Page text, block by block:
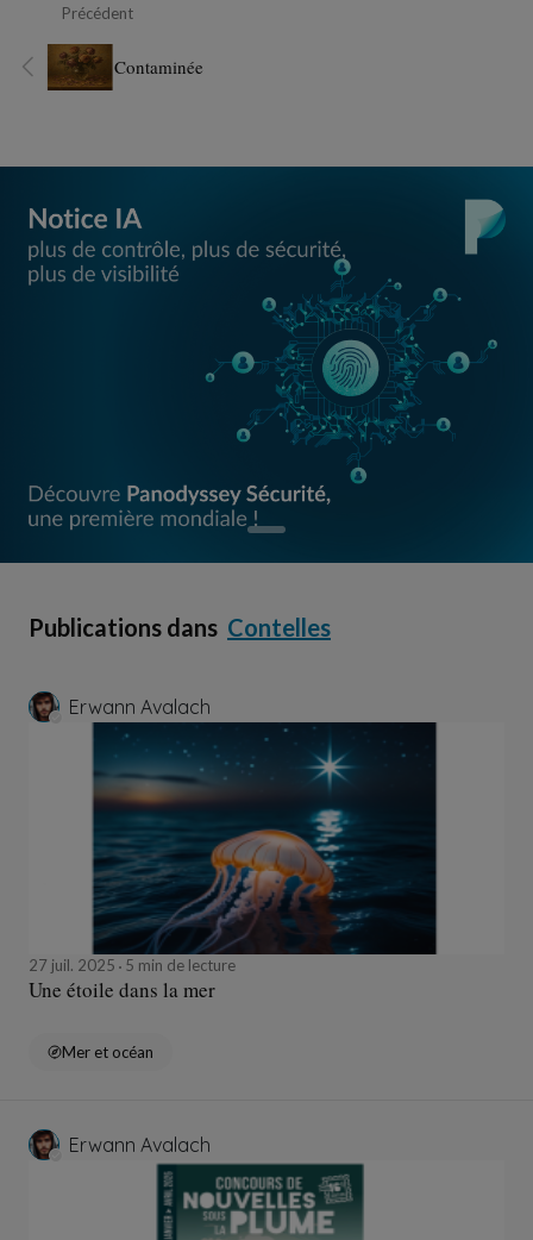
Précédent
Contaminée
Publications dans Contelles
Erwann Avalach
27 juil. 2025 5 min de lecture
Une étoile dans la mer
Mer et océan
Erwann Avalach